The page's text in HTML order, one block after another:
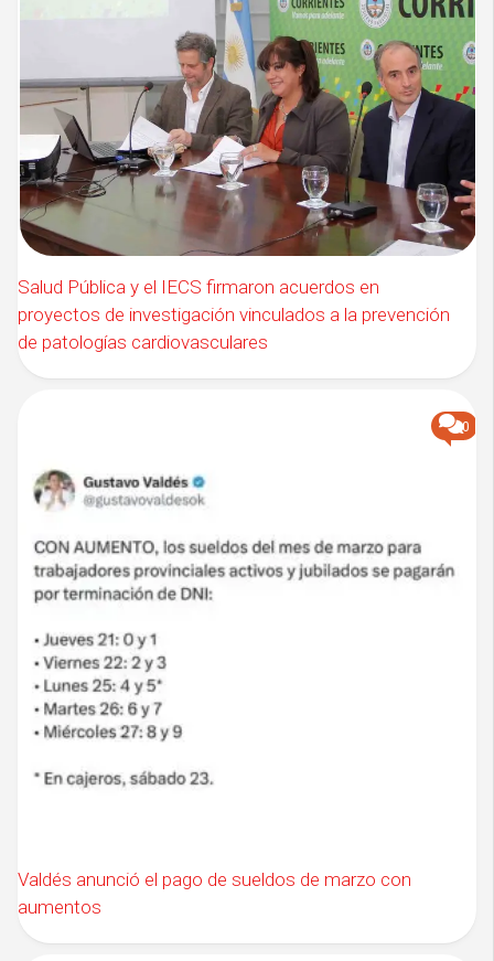
Salud Pública y el IECS firmaron acuerdos en
proyectos de investigación vinculados a la prevención
de patologías cardiovasculares
0
Valdés anunció el pago de sueldos de marzo con
aumentos